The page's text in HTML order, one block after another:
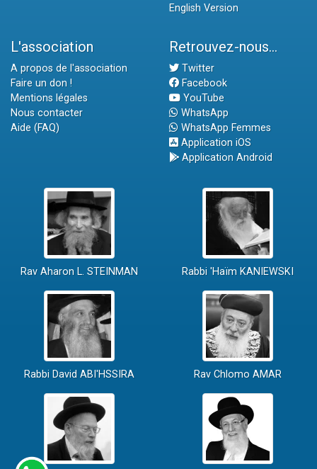
English Version
L'association
A propos de l'association
Faire un don !
Mentions légales
Nous contacter
Aide (FAQ)
Retrouvez-nous...
Twitter
Facebook
YouTube
WhatsApp
WhatsApp Femmes
Application iOS
Application Android
Rav Aharon L. STEINMAN Rabbi 'Haïm KANIEWSKI
Rabbi David ABI'HSSIRA Rav Chlomo AMAR